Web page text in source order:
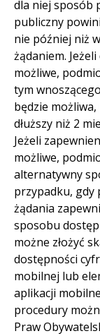
dla niej sposób
publiczny
nie później niż
żądaniem.
możliwe,
tym
będzie
dłuższy niż 2
Jeżeli
możliwe,
alternatywny
przypadku, gdy
żądania
sposobu
możne złożyć
dostępności
mobilnej lub
aplikacji
procedury
Praw